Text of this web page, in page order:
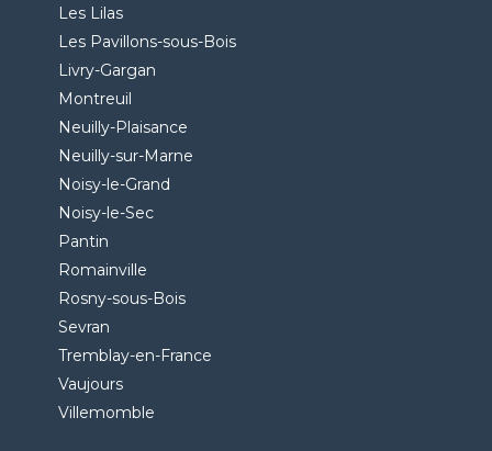
Les Lilas
Les Pavillons-sous-Bois
Livry-Gargan
Montreuil
Neuilly-Plaisance
Neuilly-sur-Marne
Noisy-le-Grand
Noisy-le-Sec
Pantin
Romainville
Rosny-sous-Bois
Sevran
Tremblay-en-France
Vaujours
Villemomble